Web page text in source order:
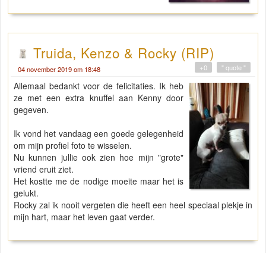
Truida, Kenzo & Rocky (RIP)
04 november 2019 om 18:48 " quote "
+0
Allemaal bedankt voor de felicitaties. Ik heb
ze met een extra knuffel aan Kenny door
gegeven.
Ik vond het vandaag een goede gelegenheid
om mijn profiel foto te wisselen.
Nu kunnen jullie ook zien hoe mijn "grote"
vriend eruit ziet.
Het kostte me de nodige moeite maar het is
gelukt.
Rocky zal ik nooit vergeten die heeft een heel speciaal plekje in
mijn hart, maar het leven gaat verder.